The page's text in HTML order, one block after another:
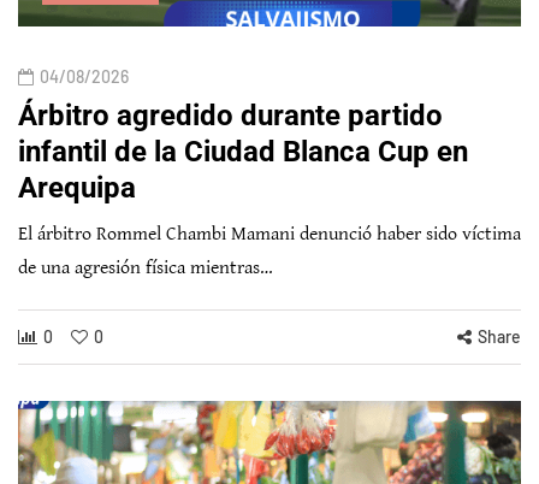
04/08/2026
Árbitro agredido durante partido
infantil de la Ciudad Blanca Cup en
Arequipa
El árbitro Rommel Chambi Mamani denunció haber sido víctima
de una agresión física mientras…
0 0 Share